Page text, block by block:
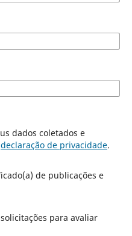
declaração de privacidade.